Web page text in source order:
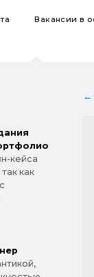
Вакансиив
кейса
как
←